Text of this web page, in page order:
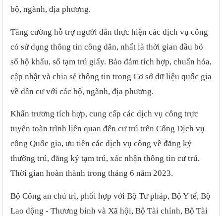
bộ, ngành, địa phương.
Tăng cường hỗ trợ người dân thực hiện các dịch vụ công
có sử dụng thông tin công dân, nhất là thời gian đầu bỏ
sổ hộ khẩu, sổ tạm trú giấy. Bảo đảm tích hợp, chuẩn hóa,
cập nhật và chia sẻ thông tin trong Cơ sở dữ liệu quốc gia
về dân cư với các bộ, ngành, địa phương.
Khẩn trương tích hợp, cung cấp các dịch vụ công trực
tuyến toàn trình liên quan đến cư trú trên Cổng Dịch vụ
công Quốc gia, ưu tiên các dịch vụ công về đăng ký
thường trú, đăng ký tạm trú, xác nhận thông tin cư trú.
Thời gian hoàn thành trong tháng 6 năm 2023.
Bộ Công an chủ trì, phối hợp với Bộ Tư pháp, Bộ Y tế, Bộ
Lao động - Thương binh và Xã hội, Bộ Tài chính, Bộ Tài